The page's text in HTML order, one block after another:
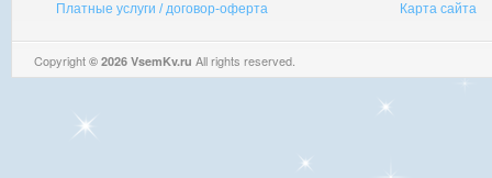
Платные услуги / договор-оферта
Карта сайта
Copyright © 2026 VsemKv.ru All rights reserved.